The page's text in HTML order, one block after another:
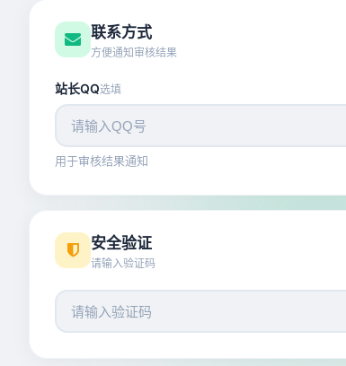
联系方式
方便通知审核结果
站长QQ选填
用于审核结果通知
安全验证
请输入验证码